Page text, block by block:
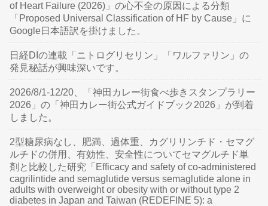
of Heart Failure (2026)」の心不全の原因による分類
「Proposed Universal Classification of HF by Cause」に
Google日本語訳を掛けました。
日経DIの連載「ニトログリセリン」「ワルファリン」の
発見秘話が興味深いです。
2026/8/1-12/20、「神田カレー街食べ歩きスタンプラリー
2026」の「神田カレー街公式ガイドブック2026」が到着
しました。
2型糖尿病なし、肥満、過体重、カグリリンチド・セマグ
ルチドの併用、有効性、安全性についてセマグルチド単
剤と比較した研究「Efficacy and safety of co-administered
cagrilintide and semaglutide versus semaglutide alone in
adults with overweight or obesity with or without type 2
diabetes in Japan and Taiwan (REDEFINE 5): a